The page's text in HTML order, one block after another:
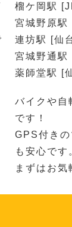
榴ケ岡駅
宮城野原駅
連坊駅 [仙
宮城野通駅
薬師堂駅 [
バイクや自
です！
GPS付き
も安心です
まずはお気